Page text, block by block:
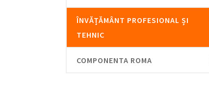
ÎNVĂȚĂMÂNT PROFESIONAL ȘI
TEHNIC
COMPONENTA ROMA